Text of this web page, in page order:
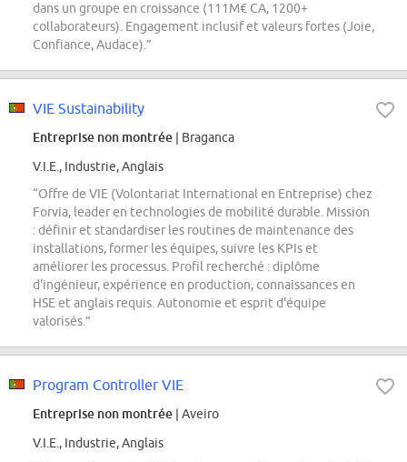
dans un groupe en croissance (111M€ CA, 1200+
collaborateurs). Engagement inclusif et valeurs fortes (Joie,
Confiance, Audace).”
VIE Sustainability
Entreprise non montrée | Braganca
V.I.E., Industrie, Anglais
“Offre de VIE (Volontariat International en Entreprise) chez
Forvia, leader en technologies de mobilité durable. Mission
: définir et standardiser les routines de maintenance des
installations, former les équipes, suivre les KPIs et
améliorer les processus. Profil recherché : diplôme
d'ingénieur, expérience en production, connaissances en
HSE et anglais requis. Autonomie et esprit d'équipe
valorisés.”
Program Controller VIE
Entreprise non montrée | Aveiro
V.I.E., Industrie, Anglais